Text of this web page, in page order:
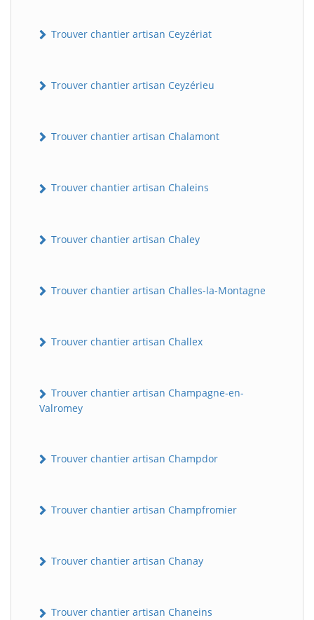
Trouver chantier artisan Ceyzériat
Trouver chantier artisan Ceyzérieu
Trouver chantier artisan Chalamont
Trouver chantier artisan Chaleins
Trouver chantier artisan Chaley
Trouver chantier artisan Challes-la-Montagne
Trouver chantier artisan Challex
Trouver chantier artisan Champagne-en-
Valromey
Trouver chantier artisan Champdor
Trouver chantier artisan Champfromier
Trouver chantier artisan Chanay
Trouver chantier artisan Chaneins